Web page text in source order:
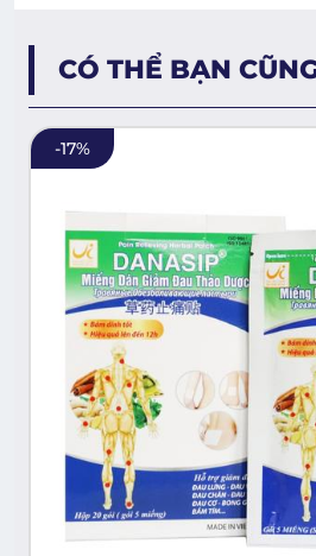
CÓ THỂ BẠN
-17%